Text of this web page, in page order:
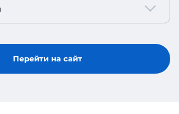
Перейти на сайт